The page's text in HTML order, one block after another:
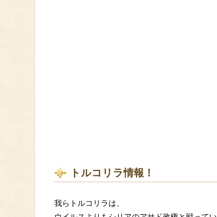
トルコリラ情報！
我らトルコリラは、